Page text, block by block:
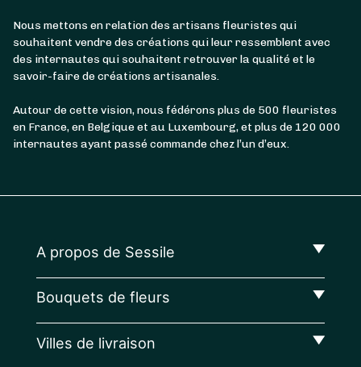
Nous mettons en relation des artisans fleuristes qui
souhaitent vendre des créations qui leur ressemblent avec
des internautes qui souhaitent retrouver la qualité et le
savoir-faire de créations artisanales.
Autour de cette vision, nous fédérons plus de 500 fleuristes
en France, en Belgique et au Luxembourg, et plus de 120 000
internautes ayant passé commande chez l’un d’eux.
A propos de Sessile
Bouquets de fleurs
Villes de livraison